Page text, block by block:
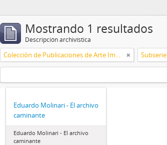
Mostrando 1 resultados
Descripción archivística
Colección de Publicaciones de Arte Impreso Subserie
Eduardo Molinari - El archivo
caminante
Eduardo Molinari - El archivo
caminante